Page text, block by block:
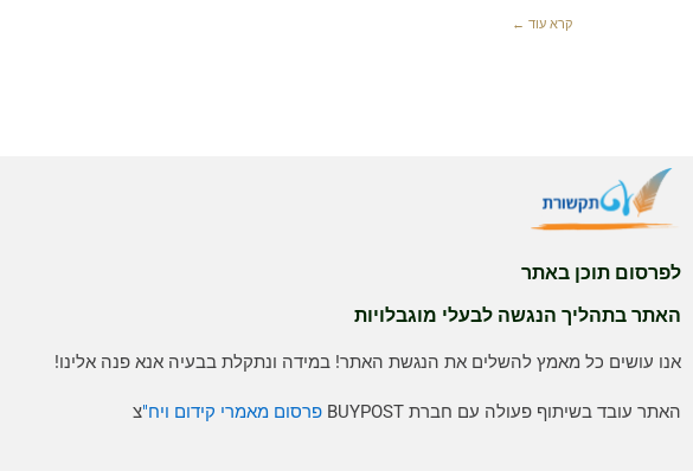
קרא עוד ←
לפרסום תוכן באתר
האתר בתהליך הנגשה לבעלי מוגבלויות
אנו עושים כל מאמץ להשלים את הנגשת האתר! במידה ונתקלת בבעיה אנא פנה אלינו!
האתר עובד בשיתוף פעולה עם חברת BUYPOST פרסום מאמרי קידום ויח"צ